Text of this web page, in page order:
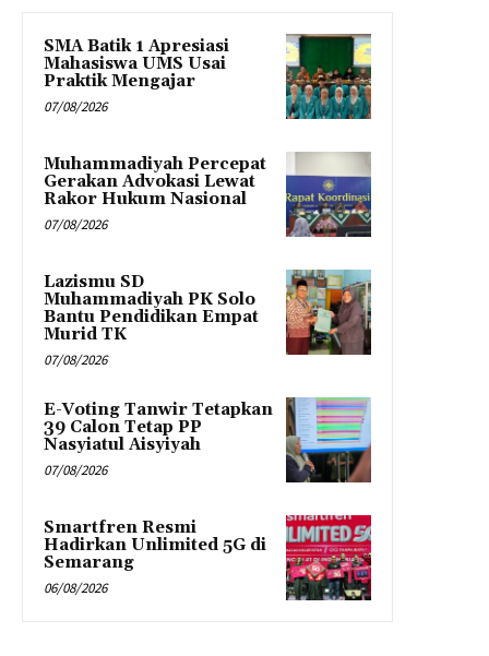
SMA Batik 1 Apresiasi
Mahasiswa UMS Usai
Praktik Mengajar
07/08/2026
Muhammadiyah Percepat
Gerakan Advokasi Lewat
Rakor Hukum Nasional
07/08/2026
Lazismu SD
Muhammadiyah PK Solo
Bantu Pendidikan Empat
Murid TK
07/08/2026
E-Voting Tanwir Tetapkan
39 Calon Tetap PP
Nasyiatul Aisyiyah
07/08/2026
Smartfren Resmi
Hadirkan Unlimited 5G di
Semarang
06/08/2026